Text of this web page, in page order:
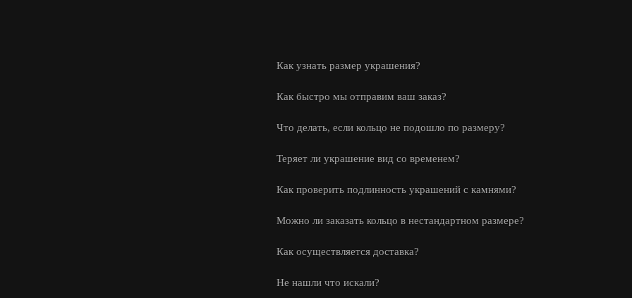
Как узнать размер украшения?
Как быстро мы отправим ваш заказ?
Что делать, если кольцо не подошло по размеру?
Теряет ли украшение вид со временем?
Как проверить подлинность украшений с камнями?
Можно ли заказать кольцо в нестандартном размере?
Как осуществляется доставка?
Не нашли что искали?